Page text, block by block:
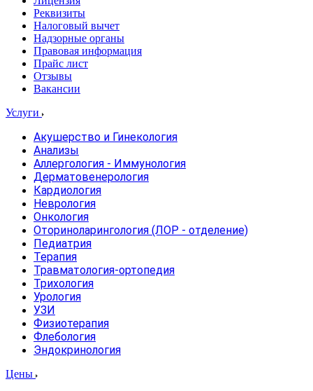
Реквизиты
Налоговый вычет
Надзорные органы
Правовая информация
Прайс лист
Отзывы
Вакансии
Услуги
Акушерство и Гинекология
Анализы
Аллергология - Иммунология
Дерматовенерология
Кардиология
Неврология
Онкология
Оториноларингология (ЛОР - отделение)
Педиатрия
Терапия
Травматология-ортопедия
Трихология
Урология
УЗИ
Физиотерапия
Флебология
Эндокринология
Цены